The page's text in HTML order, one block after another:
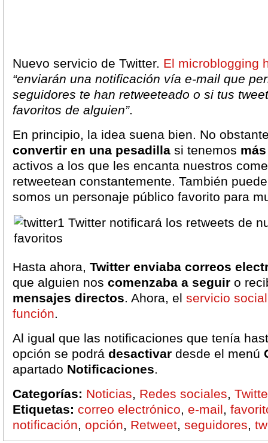
Nuevo servicio de Twitter. El microblogging
“enviarán una notificación vía e-mail que
seguidores te han retweeteado o si tus
favoritos de alguien”.
En principio, la idea suena bien. No
convertir en una pesadilla si tenemos
activos a los que les encanta nuestros
retweetean constantemente. También
somos un personaje público favorito para
Hasta ahora, Twitter enviaba correos
que alguien nos comenzaba a seguir o
mensajes directos. Ahora, el servicio
función.
Al igual que las notificaciones que tenía
opción se podrá desactivar desde el menú
apartado Notificaciones.
Categorías: Noticias, Redes sociales,
Etiquetas: correo electrónico, e-mail,
notificación, opción, Retweet, seguidores,